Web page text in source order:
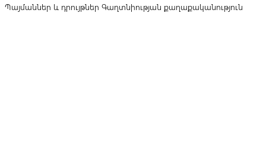
Պայմաններ և դրույթներ Գաղտնիության քաղաքականություն